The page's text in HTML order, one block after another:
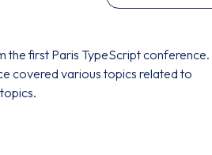
the first Paris TypeScript conference.
covered various topics related to